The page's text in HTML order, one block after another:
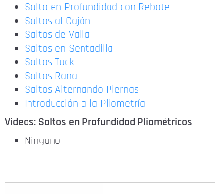
Salto en Profundidad con Rebote
Saltos al Cajón
Saltos de Valla
Saltos en Sentadilla
Saltos Tuck
Saltos Rana
Saltos Alternando Piernas
Introducción a la Pliometría
Videos: Saltos en Profundidad Pliométricos
Ninguno